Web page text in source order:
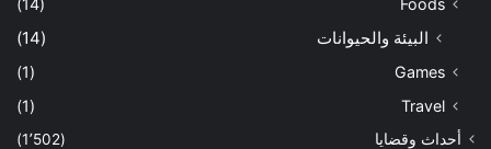
البيئة والحيوانات (14)
Games
(1)
Travel
(1)
أحداث وقضايا
(1٬502)